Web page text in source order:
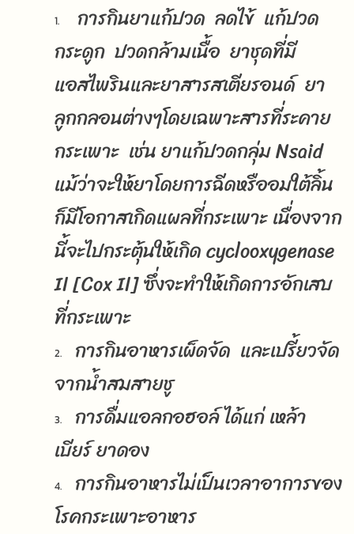
การกินยาแก้ปวด ลดไข้ แก้ปวด
กระดูก ปวดกล้ามเนื้อ ยาชุดที่มี
แอสไพรินและยาสารสเตียรอนด์ ยา
ลูกกลอนต่างๆโดยเฉพาะสารที่ระคาย
กระเพาะ เช่น ยาแก้ปวดกลุ่ม Nsaid
แม้ว่าจะให้ยาโดยการฉีดหรืออมใต้ลิ้น
ก็มีโอกาสเกิดแผลที่กระเพาะ เนื่องจาก
นี้จะไปกระตุ้นให้เกิด cyclooxygenase
II [Cox II] ซึ่งจะทำให้เกิดการอักเสบ
ที่กระเพาะ
การกินอาหารเผ็ดจัด และเปรี้ยวจัด
จากน้ำสมสายชู
การดื่มแอลกอฮอล์ ได้แก่ เหล้า
เบียร์ ยาดอง
การกินอาหารไม่เป็นเวลาอาการของ
โรคกระเพาะอาหาร